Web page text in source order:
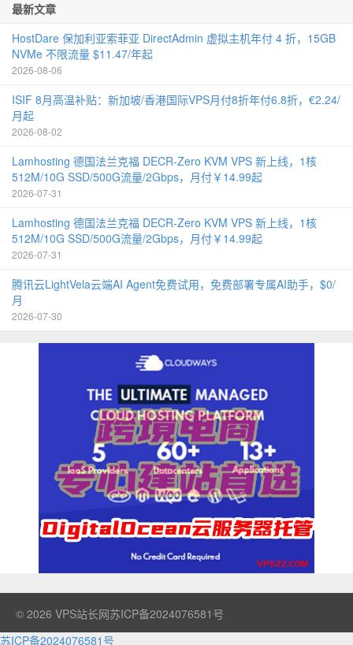
最新文章
HostDare 保加利亚索菲亚 DirectAdmin 虚拟主机年付 4 折，15GB
NVMe 不限流量 $11.47/年起
2026-08-06
ISIF 8月高温补贴：新加坡/香港国际VPS月付8折年付6.8折，€2.24/
月起
2026-08-02
Lamhosting 德国法兰克福 DECR-Zero KVM VPS 新上线，1核
512M/10G SSD/500G流量/2Gbps，月付￥14.99起
2026-07-31
Lamhosting 德国法兰克福 DECR-Zero KVM VPS 新上线，1核
512M/10G SSD/500G流量/2Gbps，月付￥14.99起
2026-07-31
腾讯云LightVela云端AI Agent免费试用，免费部署专属AI助手，$0/
月
2026-07-30
© 2026 VPS站长网苏ICP备2024076581号
苏ICP备2024076581号